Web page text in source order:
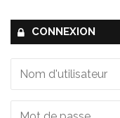
CONNEXION